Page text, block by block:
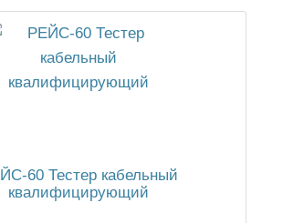
60 Тестер кабельный
квалифицирующий